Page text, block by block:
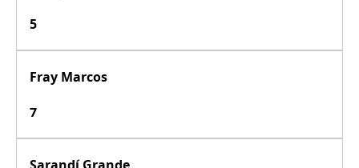
5
Fray Marcos
7